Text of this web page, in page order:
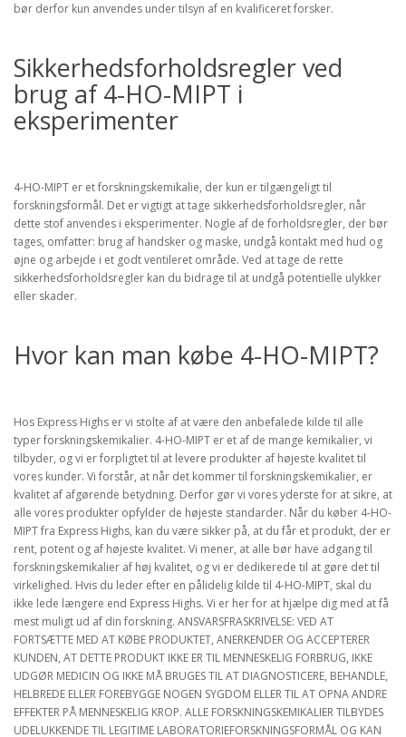
bør derfor kun anvendes under tilsyn af en kvalificeret forsker.
Sikkerhedsforholdsregler ved
brug af 4-HO-MIPT i
eksperimenter
4-HO-MIPT er et forskningskemikalie, der kun er tilgængeligt til
forskningsformål. Det er vigtigt at tage sikkerhedsforholdsregler, når
dette stof anvendes i eksperimenter. Nogle af de forholdsregler, der bør
tages, omfatter: brug af handsker og maske, undgå kontakt med hud og
øjne og arbejde i et godt ventileret område. Ved at tage de rette
sikkerhedsforholdsregler kan du bidrage til at undgå potentielle ulykker
eller skader.
Hvor kan man købe 4-HO-MIPT?
Hos Express Highs er vi stolte af at være den anbefalede kilde til alle
typer forskningskemikalier. 4-HO-MIPT er et af de mange kemikalier, vi
tilbyder, og vi er forpligtet til at levere produkter af højeste kvalitet til
vores kunder. Vi forstår, at når det kommer til forskningskemikalier, er
kvalitet af afgørende betydning. Derfor gør vi vores yderste for at sikre, at
alle vores produkter opfylder de højeste standarder. Når du køber 4-HO-
MIPT fra Express Highs, kan du være sikker på, at du får et produkt, der er
rent, potent og af højeste kvalitet. Vi mener, at alle bør have adgang til
forskningskemikalier af høj kvalitet, og vi er dedikerede til at gøre det til
virkelighed. Hvis du leder efter en pålidelig kilde til 4-HO-MIPT, skal du
ikke lede længere end Express Highs. Vi er her for at hjælpe dig med at få
mest muligt ud af din forskning. ANSVARSFRASKRIVELSE: VED AT
FORTSÆTTE MED AT KØBE PRODUKTET, ANERKENDER OG ACCEPTERER
KUNDEN, AT DETTE PRODUKT IKKE ER TIL MENNESKELIG FORBRUG, IKKE
UDGØR MEDICIN OG IKKE MÅ BRUGES TIL AT DIAGNOSTICERE, BEHANDLE,
HELBREDE ELLER FOREBYGGE NOGEN SYGDOM ELLER TIL AT OPNA ANDRE
EFFEKTER PÅ MENNESKELIG KROP. ALLE FORSKNINGSKEMIKALIER TILBYDES
UDELUKKENDE TIL LEGITIME LABORATORIEFORSKNINGSFORMÅL OG KAN